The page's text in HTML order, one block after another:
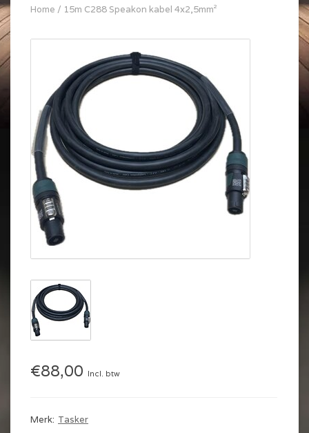
Home / 15m C288 Speakon kabel 4x2,5mm²
€88,00 Incl. btw
Merk: Tasker